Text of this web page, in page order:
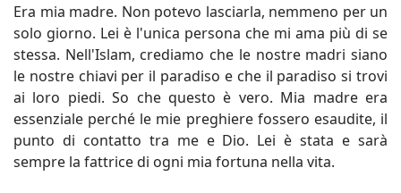
Era mia madre. Non potevo lasciarla, nemmeno per un
solo giorno. Lei è l'unica persona che mi ama più di se
stessa. Nell'Islam, crediamo che le nostre madri siano
le nostre chiavi per il paradiso e che il paradiso si trovi
ai loro piedi. So che questo è vero. Mia madre era
essenziale perché le mie preghiere fossero esaudite, il
punto di contatto tra me e Dio. Lei è stata e sarà
sempre la fattrice di ogni mia fortuna nella vita.